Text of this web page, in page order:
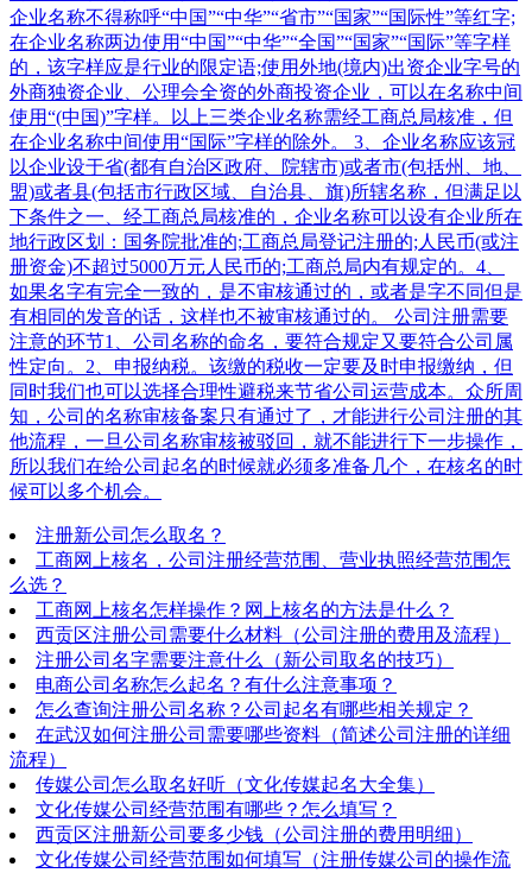
企业名称不得称呼“中国”“中华”“省市”“国家”“国际性”等红字;
在企业名称两边使用“中国”“中华”“全国”“国家”“国际”等字样
的，该字样应是行业的限定语;使用外地(境内)出资企业字号的
外商独资企业、公理会全资的外商投资企业，可以在名称中间
使用“(中国)”字样。以上三类企业名称需经工商总局核准，但
在企业名称中间使用“国际”字样的除外。 3、企业名称应该冠
以企业设于省(都有自治区政府、院辖市)或者市(包括州、地、
盟)或者县(包括市行政区域、自治县、旗)所辖名称，但满足以
下条件之一、经工商总局核准的，企业名称可以设有企业所在
地行政区划：国务院批准的;工商总局登记注册的;人民币(或注
册资金)不超过5000万元人民币的;工商总局内有规定的。4、
如果名字有完全一致的，是不审核通过的，或者是字不同但是
有相同的发音的话，这样也不被审核通过的。 公司注册需要
注意的环节1、公司名称的命名，要符合规定又要符合公司属
性定向。2、申报纳税。该缴的税收一定要及时申报缴纳，但
同时我们也可以选择合理性避税来节省公司运营成本。众所周
知，公司的名称审核备案只有通过了，才能进行公司注册的其
他流程，一旦公司名称审核被驳回，就不能进行下一步操作，
所以我们在给公司起名的时候就必须多准备几个，在核名的时
候可以多个机会。
注册新公司怎么取名？
工商网上核名，公司注册经营范围、营业执照经营范围怎
么选？
工商网上核名怎样操作？网上核名的方法是什么？
西贡区注册公司需要什么材料（公司注册的费用及流程）
注册公司名字需要注意什么（新公司取名的技巧）
电商公司名称怎么起名？有什么注意事项？
怎么查询注册公司名称？公司起名有哪些相关规定？
在武汉如何注册公司需要哪些资料（简述公司注册的详细
流程）
传媒公司怎么取名好听（文化传媒起名大全集）
文化传媒公司经营范围有哪些？怎么填写？
西贡区注册新公司要多少钱（公司注册的费用明细）
文化传媒公司经营范围如何填写（注册传媒公司的操作流